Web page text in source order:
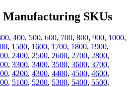
Manufacturing SKUs
, 400, 500, 600, 700, 800, 900, 1000,
, 1500, 1600, 1700, 1800, 1900,
, 2400, 2500, 2600, 2700, 2800,
, 3300, 3400, 3500, 3600, 3700,
, 4200, 4300, 4400, 4500, 4600,
, 5100, 5200, 5300, 5400, 5500,